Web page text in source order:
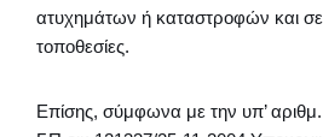
ατυχημάτων ή καταστροφών και
τοποθεσίες.
Επίσης, σύμφωνα με την υπ’